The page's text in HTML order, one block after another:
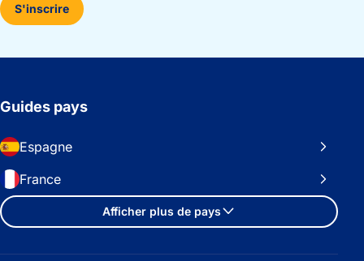
S'inscrire
Guides pays
Espagne
France
Afficher plus de pays